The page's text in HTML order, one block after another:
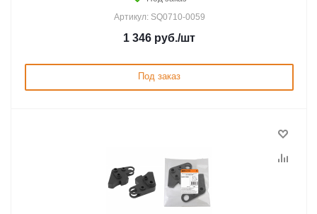
Артикул: SQ0710-0059
1 346 руб./шт
Под заказ